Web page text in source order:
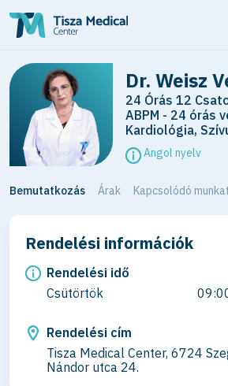
Dr. Weisz
24 Órás 12
ABPM - 24 órás
Kardiológia,
Angol nyelv
Bemutatkozás Árak Kapcsolódó
Rendelési információk
Rendelési idő
Csütörtök
Rendelési cím
Tisza Medical Center, 6724
Nándor utca 24.